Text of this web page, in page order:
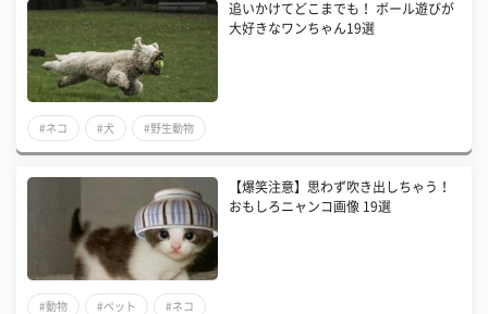
追いかけてどこまでも！ ボール遊びが
大好きなワンちゃん19選
#ネコ #犬 #野生動物
【爆笑注意】思わず吹き出しちゃう！
おもしろニャンコ画像 19選
#動物 #ペット #ネコ